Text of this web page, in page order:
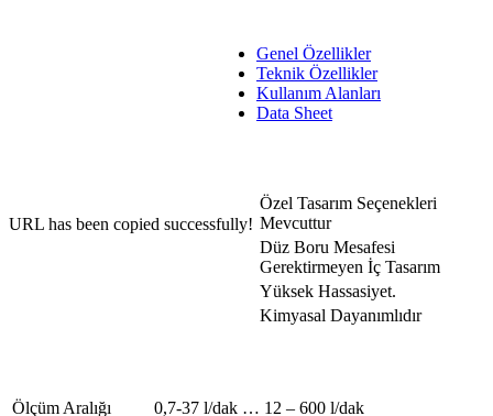
URL has been copied successfully!
Genel Özellikler
Teknik Özellikler
Kullanım Alanları
Data Sheet
Özel Tasarım Seçenekleri
Mevcuttur
Düz Boru Mesafesi
Gerektirmeyen İç Tasarım
Yüksek Hassasiyet.
Kimyasal Dayanımlıdır
Ölçüm Aralığı
0,7-37 l/dak … 12 – 600 l/dak